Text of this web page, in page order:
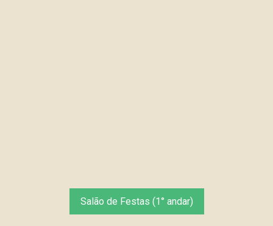
Salão de Festas (1° andar)